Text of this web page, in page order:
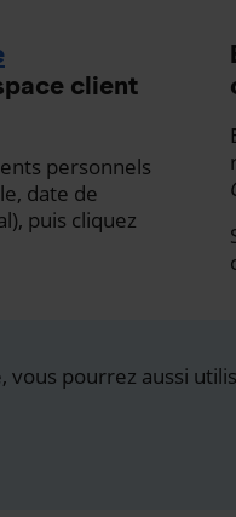
client
personnels
date de
puis cliquez
pourrez aussi